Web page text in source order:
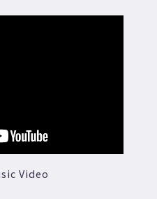
Video